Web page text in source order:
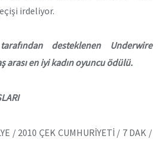
irdeliyor.
desteklenen Underwire
arası en iyi kadın oyuncu ödülü.
/ 2010 ÇEK CUMHURİYETİ / 7 DAK /